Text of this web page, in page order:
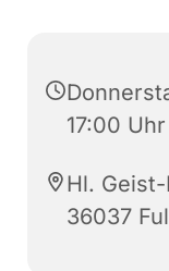
17:00 Uhr
Hl.
36037